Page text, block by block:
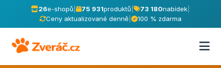
26e-shopů 75 931produktů 73 180nabídek
Ceny aktualizované denně
100 % zdarma